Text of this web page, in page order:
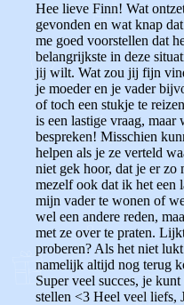
Hee lieve Finn! Wat
gevonden en wat knap
me goed voorstellen dat
belangrijkste in deze
jij wilt. Wat zou jij fijn
je moeder en je vader
of toch een stukje te
is een lastige vraag, maar
bespreken! Misschien
helpen als je ze verteld
niet gek hoor, dat je er
mezelf ook dat ik het een
mijn vader te wonen of
wel een andere reden,
met ze over te praten.
proberen? Als het niet
namelijk altijd nog terug
Super veel succes, je
stellen <3 Heel veel liefs,